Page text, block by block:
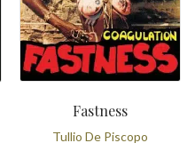
Fastness
Tullio De Piscopo